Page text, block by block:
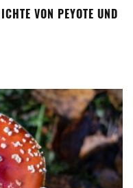
VON PEYOTE UND